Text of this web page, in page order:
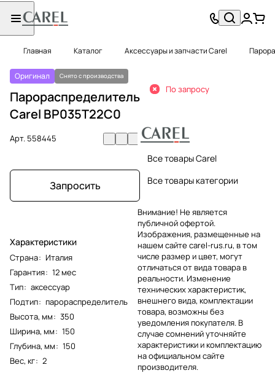
Главная Каталог Аксессуары и запчасти Carel
Оригинал Снято с производства
Парораспределитель
Carel BP035T22C0
Арт. 558445
Запросить
Характеристики
Страна: Италия
Гарантия: 12 мес
Тип: аксессуар
Подтип: парораспределитель
Высота, мм: 350
Ширина, мм: 150
Глубина, мм: 150
Вес, кг: 2
По запросу
Все товары Carel
Все товары категории
Внимание! Не является
публичной офертой.
Изображения, размещенные на
нашем сайте carel-rus.ru, в том
числе размер и цвет, могут
отличаться от вида товара в
реальности. Изменение
технических характеристик,
внешнего вида, комплектации
товара, возможны без
уведомления покупателя. В
случае сомнений уточняйте
характеристики и комплектацию
на официальном сайте
производителя.